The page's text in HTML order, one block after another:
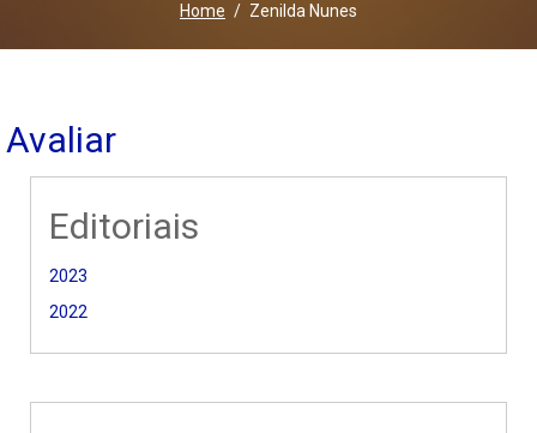
Home Zenilda Nunes
Avaliar
Editoriais
2023
2022